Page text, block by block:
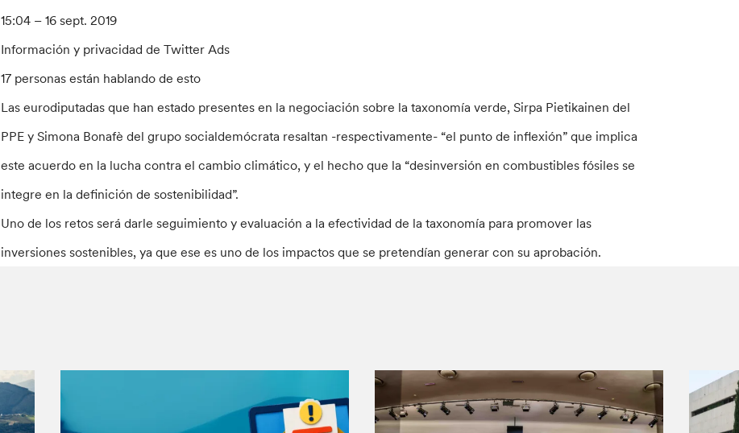
15:04 – 16 sept. 2019
Información y privacidad de Twitter Ads
17 personas están hablando de esto
Las eurodiputadas que han estado presentes en la negociación sobre la taxonomía verde, Sirpa Pietikainen del
PPE y Simona Bonafè del grupo socialdemócrata resaltan -respectivamente- “el punto de inflexión” que implica
este acuerdo en la lucha contra el cambio climático, y el hecho que la “desinversión en combustibles fósiles se
integre en la definición de sostenibilidad”.
Uno de los retos será darle seguimiento y evaluación a la efectividad de la taxonomía para promover las
inversiones sostenibles, ya que ese es uno de los impactos que se pretendían generar con su aprobación.